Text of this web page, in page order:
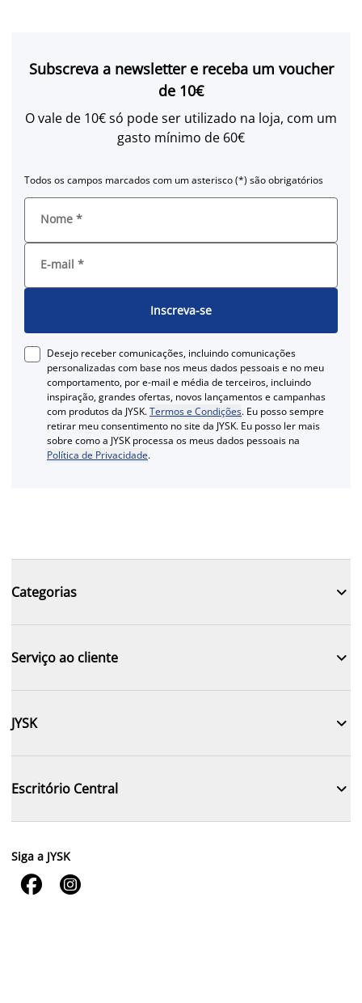
Subscreva a newsletter e receba um voucher
de 10€
O vale de 10€ só pode ser utilizado na loja, com um
gasto mínimo de 60€
Todos os campos marcados com um asterisco (*) são obrigatórios
Nome *
E-mail *
Inscreva-se
Desejo receber comunicações, incluindo comunicações
personalizadas com base nos meus dados pessoais e no meu
comportamento, por e-mail e média de terceiros, incluindo
inspiração, grandes ofertas, novos lançamentos e campanhas
com produtos da JYSK.Termos e Condições. Eu posso sempre
retirar meu consentimento no site da JYSK. Eu posso ler mais
sobre como a JYSK processa os meus dados pessoais na
Política de Privacidade.
Categorias 
Serviço ao cliente 
JYSK 
Escritório Central 
Siga a JYSK
 